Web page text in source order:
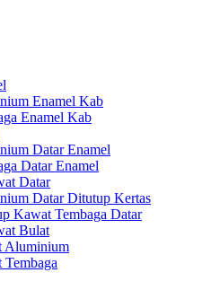
Enamel Kab
Enamel Kab
Datar Enamel
Datar Enamel
Datar
Datar Ditutup Kertas
Kawat Tembaga Datar
Bulat
Aluminium